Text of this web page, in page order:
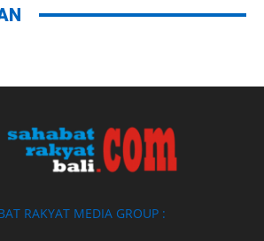
RAKYAT MEDIA GROUP :